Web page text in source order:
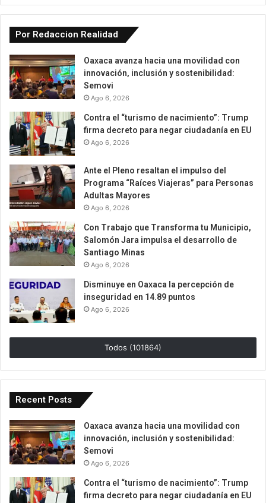
Por Redaccion Realidad
Oaxaca avanza hacia una movilidad con
innovación, inclusión y sostenibilidad:
Semovi
Ago 6, 2026
Contra el “turismo de nacimiento”: Trump
firma decreto para negar ciudadanía en EU
Ago 6, 2026
Ante el Pleno resaltan el impulso del
Programa “Raíces Viajeras” para Personas
Adultas Mayores
Ago 6, 2026
Con Trabajo que Transforma tu Municipio,
Salomón Jara impulsa el desarrollo de
Santiago Minas
Ago 6, 2026
Disminuye en Oaxaca la percepción de
inseguridad en 14.89 puntos
Ago 6, 2026
Todos (101864)
Recent Posts
Oaxaca avanza hacia una movilidad con
innovación, inclusión y sostenibilidad:
Semovi
Ago 6, 2026
Contra el “turismo de nacimiento”: Trump
firma decreto para negar ciudadanía en EU